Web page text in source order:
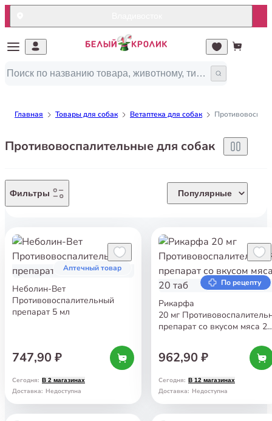
Главная Товары для собак Ветаптека для собак
Противовоспалительные для собак
Фильтры Популярные
Аптечный товар
Неболин-Вет
Противовоспалительный
препарат 5 мл
747,90 ₽
Сегодня: В 2 магазинах
Доставка: Недоступна
По рецепту
Рикарфа
20 мг
препарат со вкусом мяса 20
962,90 ₽
Сегодня: В 12 магазинах
Доставка: Недоступна